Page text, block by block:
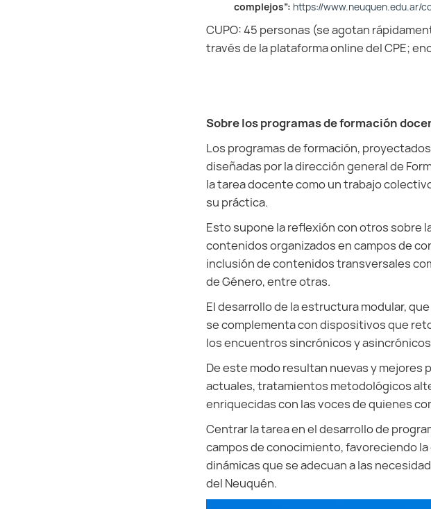
complejos”: https://www.neuquen.edu.ar/
CUPO: 45 personas (se agotan
través de la plataforma online del CPE;
Sobre los programas de formación
Los programas de formación,
diseñadas por la dirección general de
la tarea docente como un trabajo
su práctica.
Esto supone la reflexión con otros sobre
contenidos organizados en campos de
inclusión de contenidos transversales
de Género, entre otras.
El desarrollo de la estructura modular,
se complementa con dispositivos que
los encuentros sincrónicos y
De este modo resultan nuevas y
actuales, tratamientos metodológicos
enriquecidas con las voces de quienes
Centrar la tarea en el desarrollo de
campos de conocimiento, favoreciendo
dinámicas que se adecuan a las
del Neuquén.